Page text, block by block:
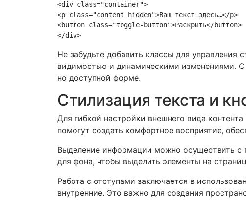
<div class="container">
<p class="content hidden">Ваш текст здесь…</p>
<button class="toggle-button">Раскрыть</button>
Не забудьте добавить классы для управления
видимостью и динамическими изменениями.
но доступной форме.
Стилизация текста и
Для гибкой настройки внешнего вида
помогут создать комфортное восприятие,
Выделение информации можно осуществить с
для фона, чтобы выделить элементы на
Работа с отступами заключается в
внутренние. Это важно для создания